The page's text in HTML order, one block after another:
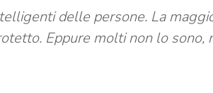
delle persone. La
Eppure molti non lo sono,